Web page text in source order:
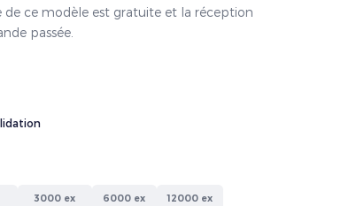
ce modèle est gratuite et la réception
passée.
3000 ex 6000 ex 12000 ex